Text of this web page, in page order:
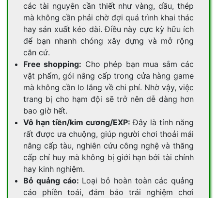
các tài nguyên cần thiết như vàng, dầu, thép
mà không cần phải chờ đợi quá trình khai thác
hay sản xuất kéo dài. Điều này cực kỳ hữu ích
để bạn nhanh chóng xây dựng và mở rộng
căn cứ.
Free shopping: Cho phép bạn mua sắm các
vật phẩm, gói nâng cấp trong cửa hàng game
mà không cần lo lắng về chi phí. Nhờ vậy, việc
trang bị cho hạm đội sẽ trở nên dễ dàng hơn
bao giờ hết.
Vô hạn tiền/kim cương/EXP: Đây là tính năng
rất được ưa chuộng, giúp người chơi thoải mái
nâng cấp tàu, nghiên cứu công nghệ và thăng
cấp chỉ huy mà không bị giới hạn bởi tài chính
hay kinh nghiệm.
Bỏ quảng cáo: Loại bỏ hoàn toàn các quảng
cáo phiền toái, đảm bảo trải nghiệm chơi